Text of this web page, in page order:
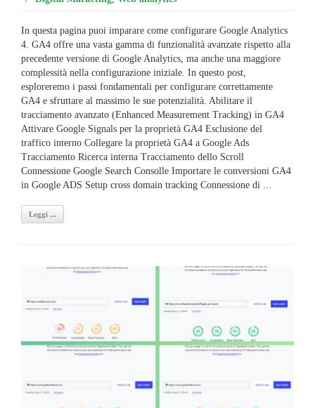
In questa pagina puoi imparare come configurare Google Analytics
4. GA4 offre una vasta gamma di funzionalità avanzate rispetto alla
precedente versione di Google Analytics, ma anche una maggiore
complessità nella configurazione iniziale. In questo post,
esploreremo i passi fondamentali per configurare correttamente
GA4 e sfruttare al massimo le sue potenzialità. Abilitare il
tracciamento avanzato (Enhanced Measurement Tracking) in GA4
Attivare Google Signals per la proprietà GA4 Esclusione del
traffico interno Collegare la proprietà GA4 a Google Ads
Tracciamento Ricerca interna Tracciamento dello Scroll
Connessione Google Search Consolle Importare le conversioni GA4
in Google ADS Setup cross domain tracking Connessione di ...
Leggi ...